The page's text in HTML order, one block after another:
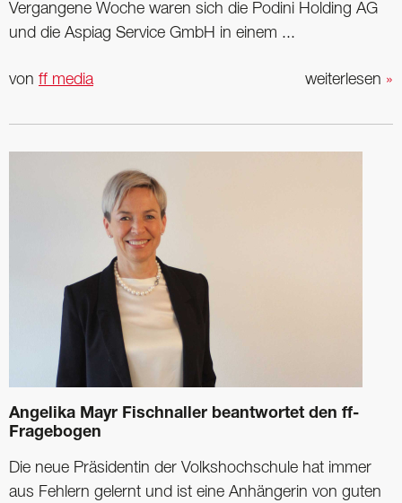
Vergangene Woche waren sich die Podini Holding AG
und die Aspiag Service GmbH in einem ...
weiterlesen »
von ff media
Angelika Mayr Fischnaller beantwortet den ff-
Fragebogen
Die neue Präsidentin der Volkshochschule hat immer
aus Fehlern gelernt und ist eine Anhängerin von guten